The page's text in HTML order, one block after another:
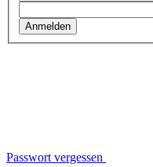
Anmelden
Passwort vergessen